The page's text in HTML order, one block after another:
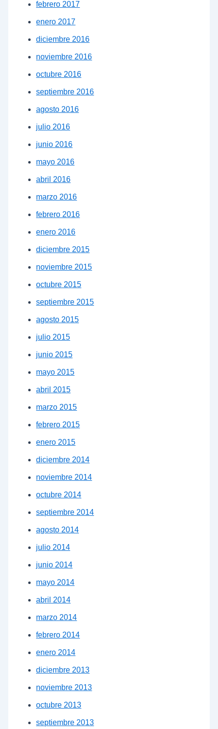
febrero 2017
enero 2017
diciembre 2016
noviembre 2016
octubre 2016
septiembre 2016
agosto 2016
julio 2016
junio 2016
mayo 2016
abril 2016
marzo 2016
febrero 2016
enero 2016
diciembre 2015
noviembre 2015
octubre 2015
septiembre 2015
agosto 2015
julio 2015
junio 2015
mayo 2015
abril 2015
marzo 2015
febrero 2015
enero 2015
diciembre 2014
noviembre 2014
octubre 2014
septiembre 2014
agosto 2014
julio 2014
junio 2014
mayo 2014
abril 2014
marzo 2014
febrero 2014
enero 2014
diciembre 2013
noviembre 2013
octubre 2013
septiembre 2013